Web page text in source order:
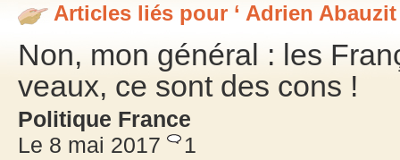
Articles liés pour ‘ Adrien Abauzit
Non, mon général : les
veaux, ce sont des cons !
Politique France
Le 8 mai 2017
1